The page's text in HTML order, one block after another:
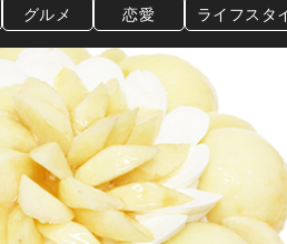
グルメ 恋愛 ライフスタ